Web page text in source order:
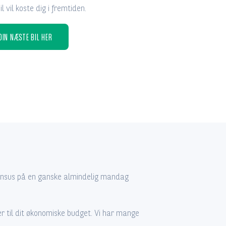
vil koste dig i fremtiden.
NÆSTE BIL HER
på en ganske almindelig mandag
dit økonomiske budget. Vi har mange